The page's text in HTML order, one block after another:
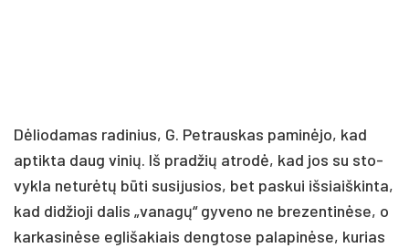
Dė­lio­da­mas ra­di­nius, G. Pet­raus­kas pa­mi­nė­jo, kad
ap­tik­ta daug vi­nių. Iš pra­džių at­ro­dė, kad jos su sto­
vyk­la ne­tu­rė­tų bū­ti su­si­ju­sios, bet pa­skui iš­siaiš­kin­ta,
kad di­džio­ji da­lis „va­na­gų“ gy­ve­no ne bre­zen­ti­nė­se, o
kar­ka­si­nė­se eg­li­ša­kiais deng­to­se pa­la­pi­nė­se, ku­rias